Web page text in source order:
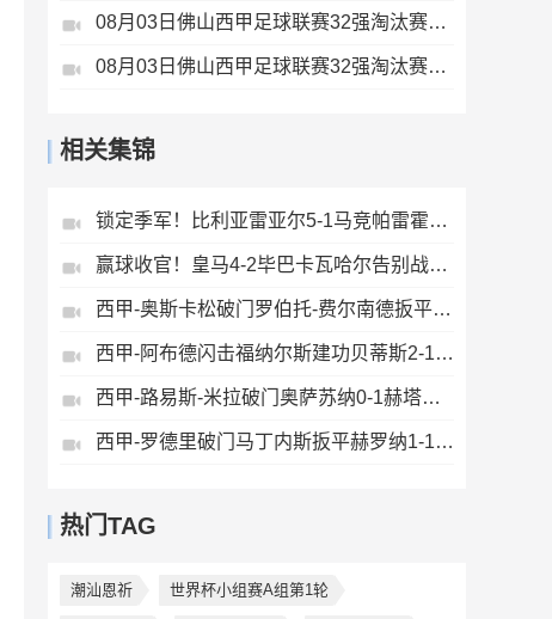
08月03日佛山西甲足球联赛32强淘汰赛广东客家青年VS广州英华思力U17全场录像
08月03日佛山西甲足球联赛32强淘汰赛广东凤铝VS湛江八部科技全场录像
相关集锦
锁定季军！比利亚雷亚尔5-1马竞帕雷霍点射佩雷斯两射一传
赢球收官！皇马4-2毕巴卡瓦哈尔告别战助攻姆巴佩贝林厄姆破门
西甲-奥斯卡松破门罗伯托-费尔南德扳平西班牙人1-1皇家社会
西甲-阿布德闪击福纳尔斯建功贝蒂斯2-1莱万特
西甲-路易斯-米拉破门奥萨苏纳0-1赫塔费排第17惊险保级
西甲-罗德里破门马丁内斯扳平赫罗纳1-1埃尔切惨遭降级
热门TAG
潮汕恩祈 世界杯小组赛A组第1轮